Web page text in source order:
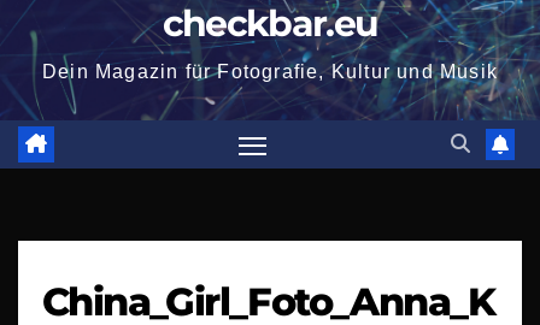
checkbar.eu
Dein Magazin für Fotografie, Kultur und Musik
China_Girl_Foto_Anna_K